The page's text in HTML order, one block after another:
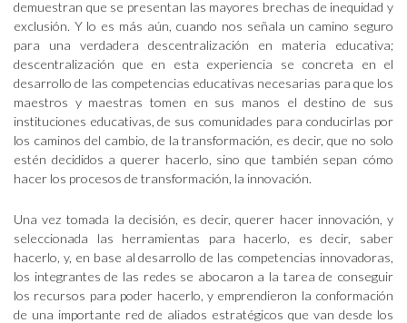
demuestran que se presentan las mayores brechas de inequidad y
exclusión. Y lo es más aún, cuando nos señala un camino seguro
para una verdadera descentralización en materia educativa;
descentralización que en esta experiencia se concreta en el
desarrollo de las competencias educativas necesarias para que los
maestros y maestras tomen en sus manos el destino de sus
instituciones educativas, de sus comunidades para conducirlas por
los caminos del cambio, de la transformación, es decir, que no solo
estén decididos a querer hacerlo, sino que también sepan cómo
hacer los procesos de transformación, la innovación.
Una vez tomada la decisión, es decir, querer hacer innovación, y
seleccionada las herramientas para hacerlo, es decir, saber
hacerlo, y, en base al desarrollo de las competencias innovadoras,
los integrantes de las redes se abocaron a la tarea de conseguir
los recursos para poder hacerlo, y emprendieron la conformación
de una importante red de aliados estratégicos que van desde los